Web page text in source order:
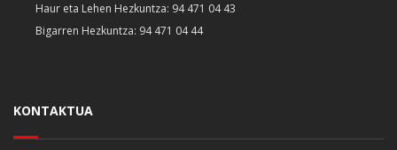
Haur eta Lehen Hezkuntza: 94 471 04 43
Bigarren Hezkuntza: 94 471 04 44
KONTAKTUA